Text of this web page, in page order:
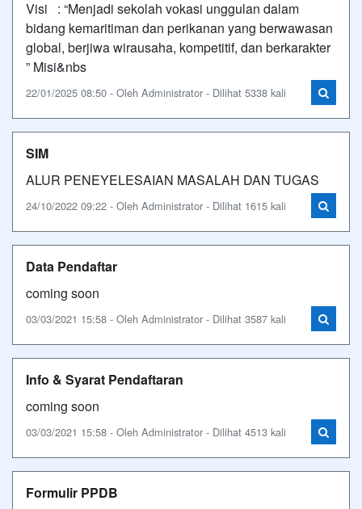
Visi : “Menjadi sekolah vokasi unggulan dalam
bidang kemaritiman dan perikanan yang berwawasan
global, berjiwa wirausaha, kompetitif, dan berkarakter
” Misi&nbs
22/01/2025 08:50 - Oleh Administrator - Dilihat 5338 kali
SIM
ALUR PENEYELESAIAN MASALAH DAN TUGAS
24/10/2022 09:22 - Oleh Administrator - Dilihat 1615 kali
Data Pendaftar
coming soon
03/03/2021 15:58 - Oleh Administrator - Dilihat 3587 kali
Info & Syarat Pendaftaran
coming soon
03/03/2021 15:58 - Oleh Administrator - Dilihat 4513 kali
Formulir PPDB